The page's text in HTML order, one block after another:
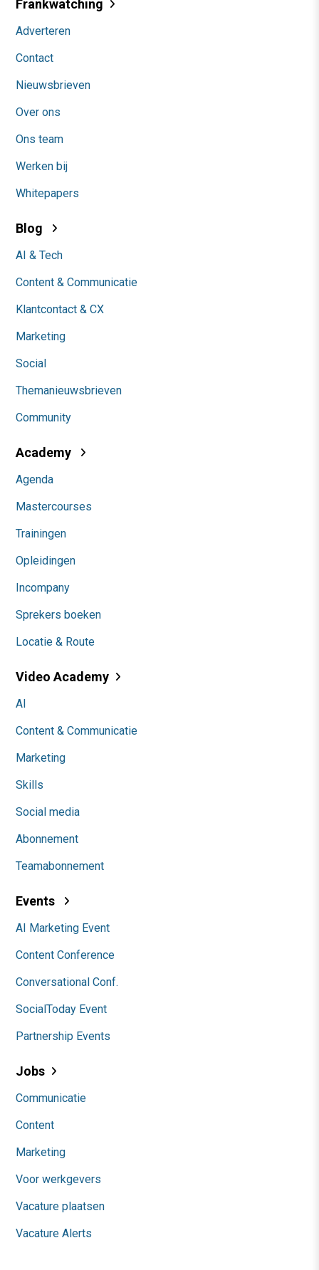
Frankwatching
Adverteren
Contact
Nieuwsbrieven
Over ons
Ons team
Werken bij
Whitepapers
Blog
AI & Tech
Content & Communicatie
Klantcontact & CX
Marketing
Social
Themanieuwsbrieven
Community
Academy
Agenda
Mastercourses
Trainingen
Opleidingen
Incompany
Sprekers boeken
Locatie & Route
Video Academy
AI
Content & Communicatie
Marketing
Skills
Social media
Abonnement
Teamabonnement
Events
AI Marketing Event
Content Conference
Conversational Conf.
SocialToday Event
Partnership Events
Jobs
Communicatie
Content
Marketing
Voor werkgevers
Vacature plaatsen
Vacature Alerts